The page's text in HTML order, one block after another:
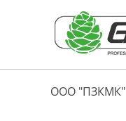
ООО "ПЗКМК"